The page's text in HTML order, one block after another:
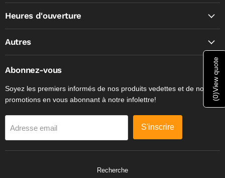
Heures d'ouverture
Autres
Abonnez-vous
Soyez les premiers informés de nos produits vedettes et de nos
promotions en vous abonnant à notre infolettre!
Adresse email S'inscrire
Recherche
(
0
)
View quote